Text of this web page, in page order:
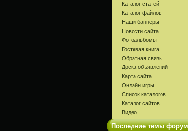
Каталог статей
Каталог файлов
Наши баннеры
Новости сайта
Фотоальбомы
Гостевая книга
Обратная связь
Доска объявлений
Карта сайта
Онлайн игры
Список каталогов
Каталог сайтов
Видео
Последние темы